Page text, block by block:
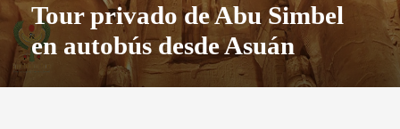
Tour privado de Abu Simbel
en autobús desde Asuán